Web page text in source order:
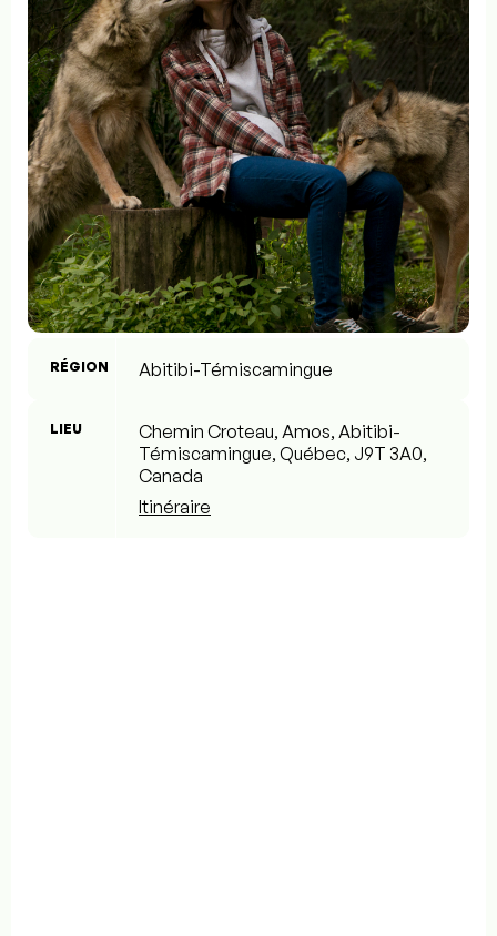
RÉGION Abitibi-Témiscamingue
LIEU
Chemin Croteau, Amos, Abitibi-
Témiscamingue, Québec, J9T 3A0,
Canada
Itinéraire